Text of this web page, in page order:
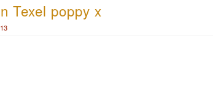
Texel poppy x